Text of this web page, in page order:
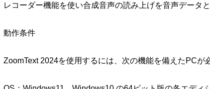
レコーダー機能を使い合成音声の読み上げを音声データ
動作条件
ZoomText 2024を使用するには、次の機能を備えたPCが